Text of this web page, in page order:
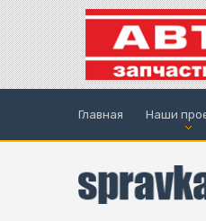
Главная Наши